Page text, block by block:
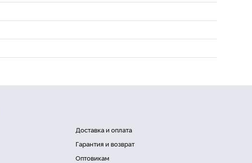
Доставка и оплата
Гарантия и возврат
Оптовикам